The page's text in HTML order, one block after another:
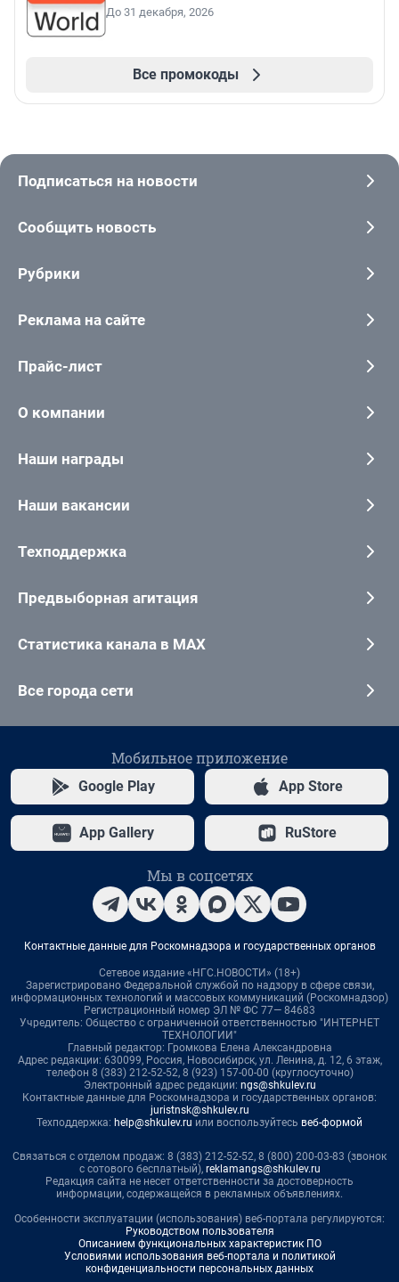
До 31 декабря, 2026
Все промокоды
Подписаться на новости
Сообщить новость
Рубрики
Реклама на сайте
Прайс-лист
О компании
Наши награды
Наши вакансии
Техподдержка
Предвыборная агитация
Статистика канала в MAX
Все города сети
Мобильное приложение
Google Play App Store
App Gallery RuStore
Мы в соцсетях
Контактные данные для Роскомнадзора и государственных органов
Сетевое издание «НГС.НОВОСТИ» (18+)
Зарегистрировано Федеральной службой по надзору в сфере связи,
информационных технологий и массовых коммуникаций (Роскомнадзор)
Регистрационный номер ЭЛ № ФС 77— 84683
Учредитель: Общество с ограниченной ответственностью "ИНТЕРНЕТ
ТЕХНОЛОГИИ"
Главный редактор: Громкова Елена Александровна
Адрес редакции: 630099, Россия, Новосибирск, ул. Ленина, д. 12, 6 этаж,
телефон 8 (383) 212-52-52, 8 (923) 157-00-00 (круглосуточно)
Электронный адрес редакции: ngs@shkulev.ru
Контактные данные для Роскомнадзора и государственных органов:
juristnsk@shkulev.ru
Техподдержка: help@shkulev.ru или воспользуйтесь веб-формой
Связаться с отделом продаж: 8 (383) 212-52-52, 8 (800) 200-03-83 (звонок
с сотового бесплатный), reklamangs@shkulev.ru
Редакция сайта не несет ответственности за достоверность
информации, содержащейся в рекламных объявлениях.
Особенности эксплуатации (использования) веб-портала регулируются:
Руководством пользователя
Описанием функциональных характеристик ПО
Условиями использования веб-портала и политикой
конфиденциальности персональных данных